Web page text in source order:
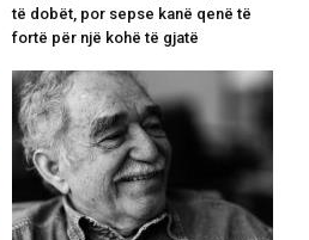
të dobët, por sepse kanë qenë të
fortë për një kohë të gjatë